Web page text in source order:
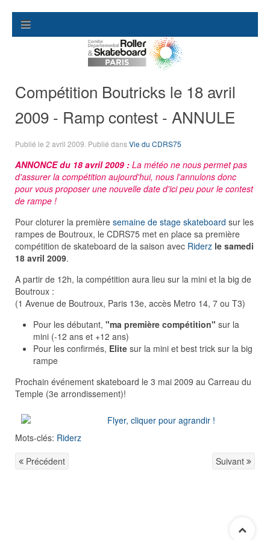
Compétition Boutricks le 18 avril
2009 - Ramp contest - ANNULE
Publié le 2 avril 2009 . Publié dansVie du CDRS75
ANNONCE du 18 avril 2009 : La météo ne nous permet pas
d'assurer la compétition aujourd'hui, nous l'annulons donc
pour vous proposer une nouvelle date d'ici peu pour le contest
de rampe !
Pour cloturer la première semaine de stage skateboard sur les
rampes de Boutroux, le CDRS75 met en place sa première
compétition de skateboard de la saison avec Riderz le samedi
18 avril 2009.
A partir de 12h, la compétition aura lieu sur la mini et la big de
Boutroux :
(1 Avenue de Boutroux, Paris 13e, accès Metro 14, 7 ou T3)
Pour les débutant, "ma première compétition" sur la
mini (-12 ans et +12 ans)
Pour les confirmés, Elite sur la mini et best trick sur la big
rampe
Prochain événement skateboard le 3 mai 2009 au Carreau du
Temple (3e arrondissement)!
Mots-clés: Riderz
Précédent
Suivant